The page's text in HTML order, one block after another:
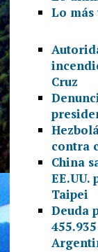
Lo más
Cruz
contra
China
Taipei
Deuda